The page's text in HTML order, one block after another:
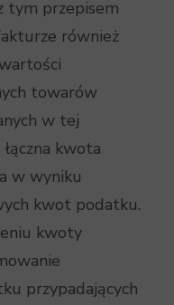
tym przepisem
również
towarów
w tej
kwota
w wyniku
kwot podatku.
kwoty
przypadających